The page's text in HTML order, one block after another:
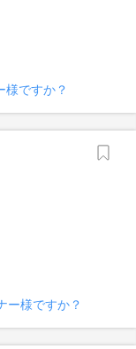
様ですか？
ー様ですか？